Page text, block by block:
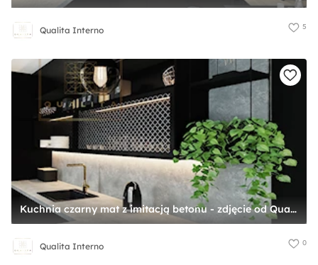
Qualita Interno 5
Kuchnia czarny mat z imitacją betonu - zdjęcie od Qualita Interno
Qualita Interno 0